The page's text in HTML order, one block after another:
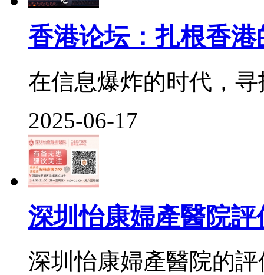
香港论坛：扎根香
在信息爆炸的时代，
2025-06-17
深圳怡康婦產醫院
深圳怡康婦產醫院的